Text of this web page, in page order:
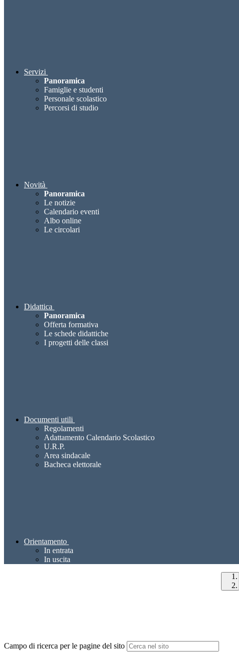
Servizi
Panoramica
Famiglie e studenti
Personale scolastico
Percorsi di studio
Novità
Panoramica
Le notizie
Calendario eventi
Albo online
Le circolari
Didattica
Panoramica
Offerta formativa
Le schede didattiche
I progetti delle classi
Documenti utili
Regolamenti
Adattamento Calendario Scolastico
U.R.P.
Area sindacale
Bacheca elettorale
Orientamento
In entrata
In uscita
Campo di ricerca per le pagine del sito